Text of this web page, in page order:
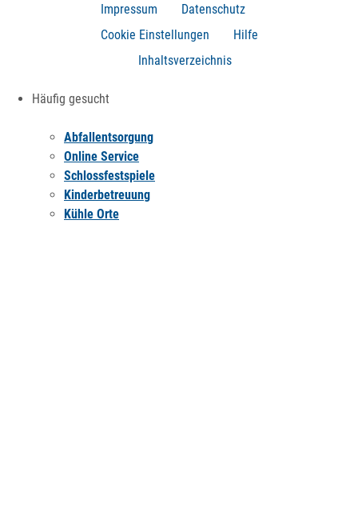
Impressum
Datenschutz
Cookie Einstellungen
Hilfe
Inhaltsverzeichnis
Häufig gesucht
Abfallentsorgung
Online Service
Schlossfestspiele
Kinderbetreuung
Kühle Orte